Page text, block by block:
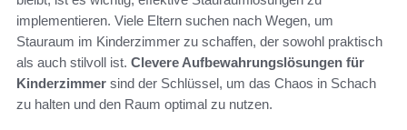
implementieren. Viele Eltern suchen nach Wegen, um
Stauraum im Kinderzimmer zu schaffen, der sowohl praktisch
als auch stilvoll ist. Clevere Aufbewahrungslösungen für
Kinderzimmer sind der Schlüssel, um das Chaos in Schach
zu halten und den Raum optimal zu nutzen.